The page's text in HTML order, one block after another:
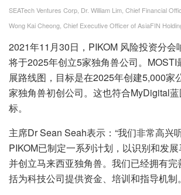
SEATech Ventures Corp, Dr. William Lim, Chief Financial
Wong Kai Cheong, Chief Executive Officer of AsiaFIN
2021年11月30日，PIKOM 风险投资分会
将于2025年创立5家独角兽公司。MOSTI
展路线图，目标是在2025年创建5,000家
家独角兽初创公司。这也符合MyDigital
标。
主席Dr Sean Seah表示：“我们非常高兴
PIKOM已制定一系列计划，以识别和发
并创立马来西亚独角兽。我们已经拥有
括为科技公司提供资金、培训和指导机制